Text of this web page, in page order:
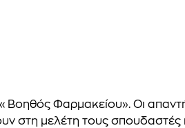
«Βοηθός Φαρμακείου». Οι
στη μελέτη τους σπουδαστές